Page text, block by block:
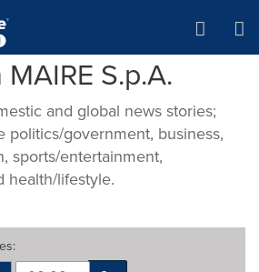
S.p.A.
and global news stories;
politics/government, business,
sports/entertainment,
health/lifestyle.
: